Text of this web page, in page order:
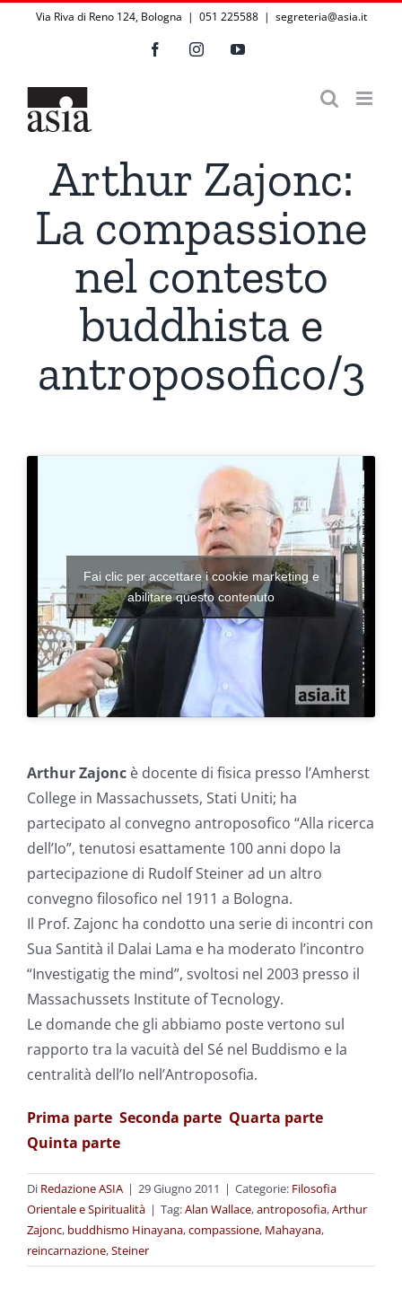
Via Riva di Reno 124, Bologna | 051 225588 | segreteria@asia.it
FacebookInstagramYouTube
Arthur Zajonc:
La compassione
nel contesto
buddhista e
antroposofico/3
Fai clic per accettare i cookie marketing e
abilitare questo contenuto
Arthur Zajonc è docente di fisica presso l’Amherst
College in Massachussets, Stati Uniti; ha
partecipato al convegno antroposofico “Alla ricerca
dell’Io”, tenutosi esattamente 100 anni dopo la
partecipazione di Rudolf Steiner ad un altro
convegno filosofico nel 1911 a Bologna.
Il Prof. Zajonc ha condotto una serie di incontri con
Sua Santità il Dalai Lama e ha moderato l’incontro
“Investigatig the mind”, svoltosi nel 2003 presso il
Massachussets Institute of Tecnology.
Le domande che gli abbiamo poste vertono sul
rapporto tra la vacuità del Sé nel Buddismo e la
centralità dell’Io nell’Antroposofia.
Prima parte Seconda parte Quarta parte
Quinta parte
Di Redazione ASIA | 29 Giugno 2011 | Categorie: Filosofia
Orientale e Spiritualità | Tag:Alan Wallace,antroposofia,Arthur
Zajonc, buddhismo Hinayana,compassione, Mahayana,
reincarnazione,Steiner